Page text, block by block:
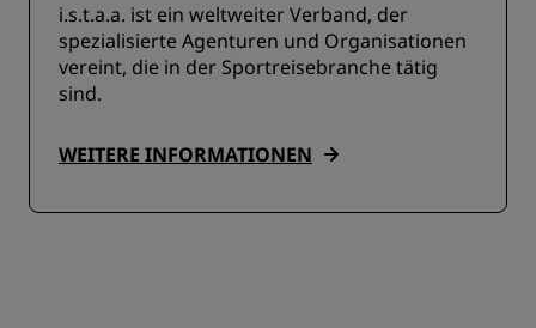
i.s.t.a.a. ist ein weltweiter Verband, der
spezialisierte Agenturen und Organisationen
vereint, die in der Sportreisebranche tätig
sind.
WEITERE INFORMATIONEN